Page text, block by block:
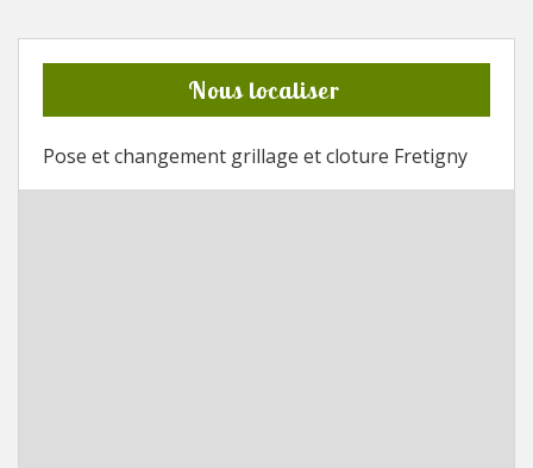
Nous localiser
Pose et changement grillage et cloture Fretigny